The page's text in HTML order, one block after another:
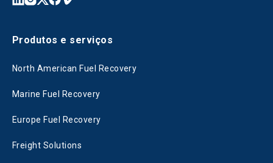
Produtos e serviços
North American Fuel Recovery
Marine Fuel Recovery
Europe Fuel Recovery
Freight Solutions